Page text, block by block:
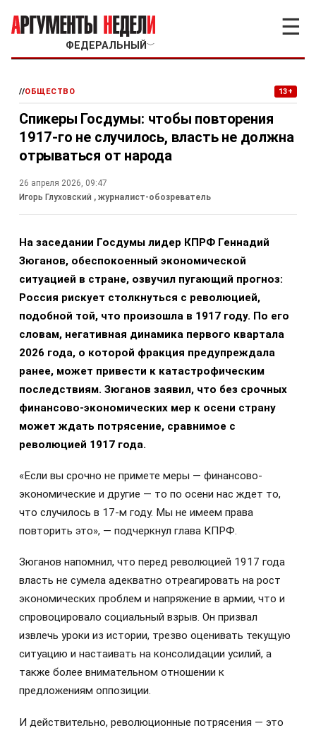
ФЕДЕРАЛЬНЫЙ ﹀
☰
//ОБЩЕСТВО 13+
Спикеры Госдумы: чтобы повторения
1917-го не случилось, власть не должна
отрываться от народа
26 апреля 2026, 09:47
Игорь Глуховский , журналист-обозреватель
На заседании Госдумы лидер КПРФ Геннадий
Зюганов, обеспокоенный экономической
ситуацией в стране, озвучил пугающий прогноз:
Россия рискует столкнуться с революцией,
подобной той, что произошла в 1917 году. По его
словам, негативная динамика первого квартала
2026 года, о которой фракция предупреждала
ранее, может привести к катастрофическим
последствиям. Зюганов заявил, что без срочных
финансово-экономических мер к осени страну
может ждать потрясение, сравнимое с
революцией 1917 года.
«Если вы срочно не примете меры — финансово-
экономические и другие — то по осени нас ждет то,
что случилось в 17-м году. Мы не имеем права
повторить это», — подчеркнул глава КПРФ.
Зюганов напомнил, что перед революцией 1917 года
власть не сумела адекватно отреагировать на рост
экономических проблем и напряжение в армии, что и
спровоцировало социальный взрыв. Он призвал
извлечь уроки из истории, трезво оценивать текущую
ситуацию и настаивать на консолидации усилий, а
также более внимательном отношении к
предложениям оппозиции.
И действительно, революционные потрясения — это